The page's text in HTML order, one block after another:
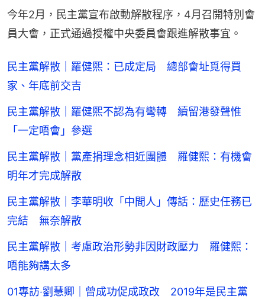
今年2月，民主黨宣布啟動解散程序，4月召開特別會
員大會，正式通過授權中央委員會跟進解散事宜。
民主黨解散｜羅健熙：已成定局 總部會址覓得買
家、年底前交吉
民主黨解散｜羅健熙不認為有彎轉 續留港發聲惟
「一定唔會」參選
民主黨解散｜黨產捐理念相近團體 羅健熙：有機會
明年才完成解散
民主黨解散｜李華明收「中間人」傳話：歷史任務已
完結 無奈解散
民主黨解散｜考慮政治形勢非因財政壓力 羅健熙：
唔能夠講太多
01專訪‧劉慧卿｜曾成功促成政改 2019年是民主黨